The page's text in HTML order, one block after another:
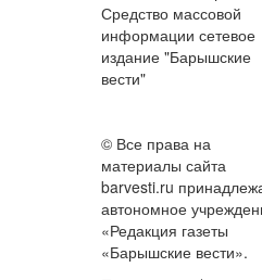
Средство массовой
информации сетевое
издание "Барышские
вести"
© Все права на
материалы сайта
barvesti.ru
автономное
«Редакция газеты
«Барышские вести».